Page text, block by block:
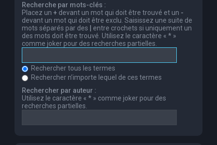
Recherche par mots-clés :
Placez un + devant un mot qui doit être trouvé et un -
devant un mot qui doit être exclu. Saisissez une suite de
mots séparés par des
entre crochets si uniquement un
des mots doit être trouvé. Utilisez le caractère « * »
comme joker pour des recherches partielles.
Rechercher tous les termes
Rechercher n’importe lequel de ces termes
Rechercher par auteur :
Utilisez le caractère « * » comme joker pour des
recherches partielles.